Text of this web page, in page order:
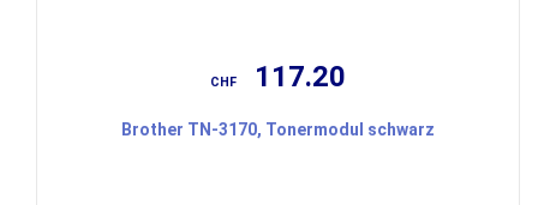
CHF 117.20
Brother TN-3170, Tonermodul schwarz